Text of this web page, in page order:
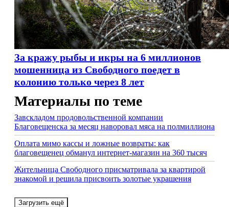
За кражу рыбы и икры на 6 миллионов
мошенница из Свободного поедет в
колонию только через 8 лет
Материалы по теме
Завскладом продовольственной компании
Благовещенска за месяц наворовал мяса на полмиллиона
Оплата мимо кассы и ложные возвраты: как
благовещенец обманул интернет-магазин на 360 тысяч
Жительница Свободного присматривала за квартирой
знакомой и решила присвоить золотые украшения
Загрузить ещё